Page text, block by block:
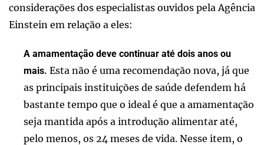
considerações dos especialistas ouvidos pela Agência
Einstein em relação a eles:
A amamentação deve continuar até dois anos ou
mais. Esta não é uma recomendação nova, já que
as principais instituições de saúde defendem há
bastante tempo que o ideal é que a amamentação
seja mantida após a introdução alimentar até,
pelo menos, os 24 meses de vida. Nesse item, o